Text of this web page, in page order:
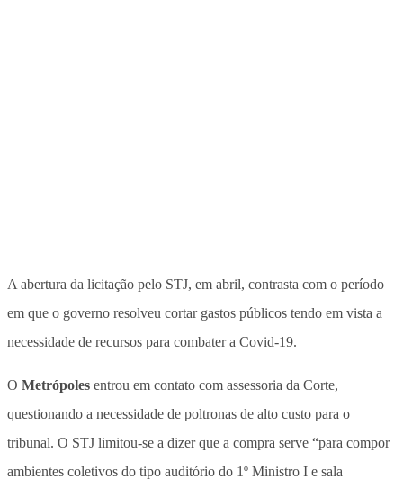
A abertura da licitação pelo STJ, em abril, contrasta com o período
em que o governo resolveu cortar gastos públicos tendo em vista a
necessidade de recursos para combater a Covid-19.
O Metrópoles entrou em contato com assessoria da Corte,
questionando a necessidade de poltronas de alto custo para o
tribunal. O STJ limitou-se a dizer que a compra serve “para compor
ambientes coletivos do tipo auditório do 1º Ministro I e sala